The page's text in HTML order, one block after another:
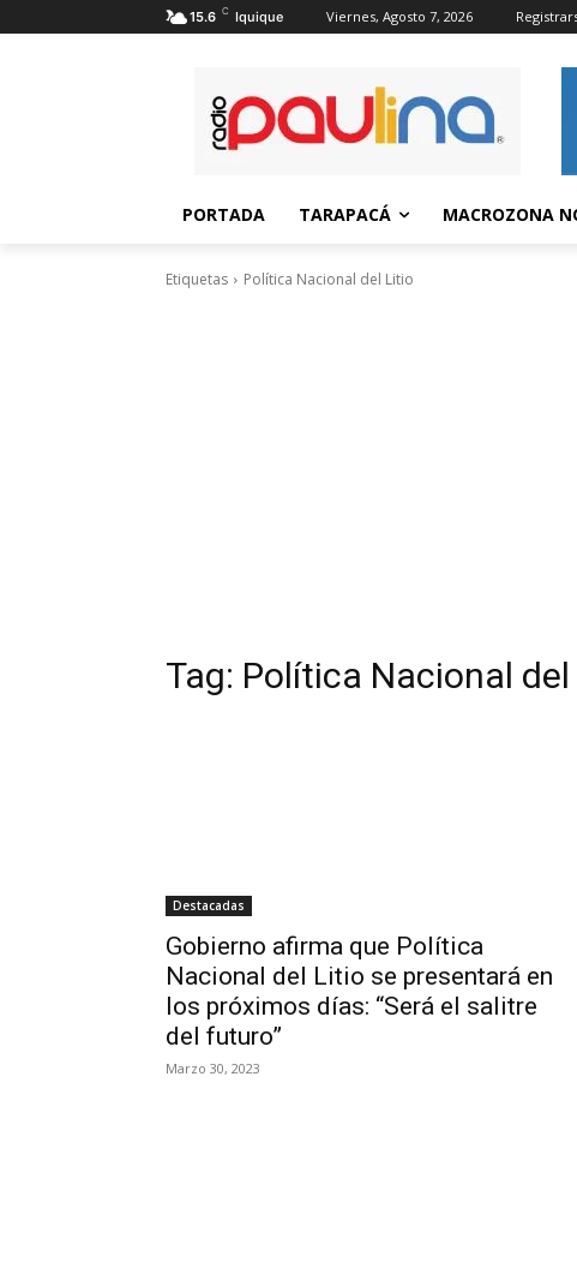
15.6 C Iquique Viernes, Agosto 7, 2026
PORTADA TARAPACÁ MACROZONA
Etiquetas Política Nacional del Litio
Tag: Política Nacional
Destacadas
Gobierno afirma que Política
Nacional del Litio se presentará en
los próximos días: “Será el salitre
del futuro”
Marzo 30, 2023